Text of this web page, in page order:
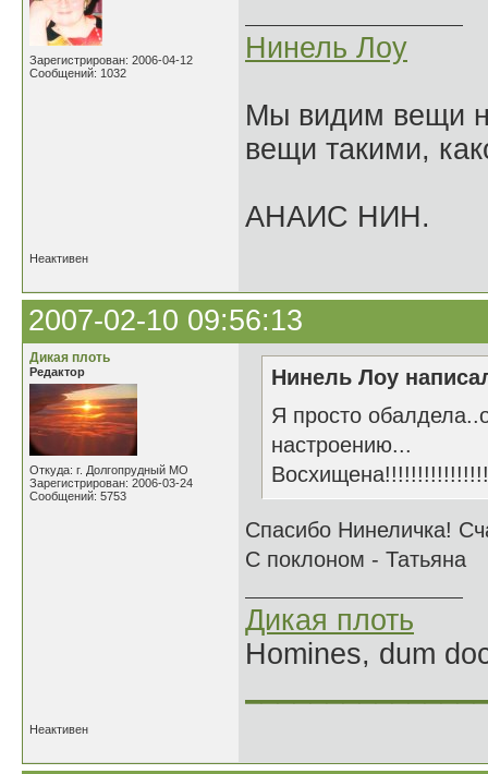
Зарегистрирован: 2006-04-12
Сообщений: 1032
Нинель Лоу
Мы видим вещи
вещи такими,
АНАИС НИН.
Неактивен
2007-02-10 09:56:13
Дикая плоть
Редактор
Откуда: г. Долгопрудный МО
Зарегистрирован: 2006-03-24
Сообщений: 5753
Нинель Лоу
Я просто
настроению...
Восхищена!!!!!!!!!!!!!!!!
Спасибо Нинеличка!
С поклоном - Татьяна
Дикая плоть
Homines, dum
Неактивен